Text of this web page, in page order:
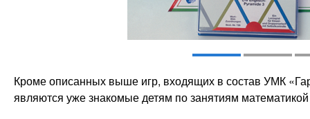
Кроме описанных выше игр, входящих в состав УМК
являются уже знакомые детям по занятиям